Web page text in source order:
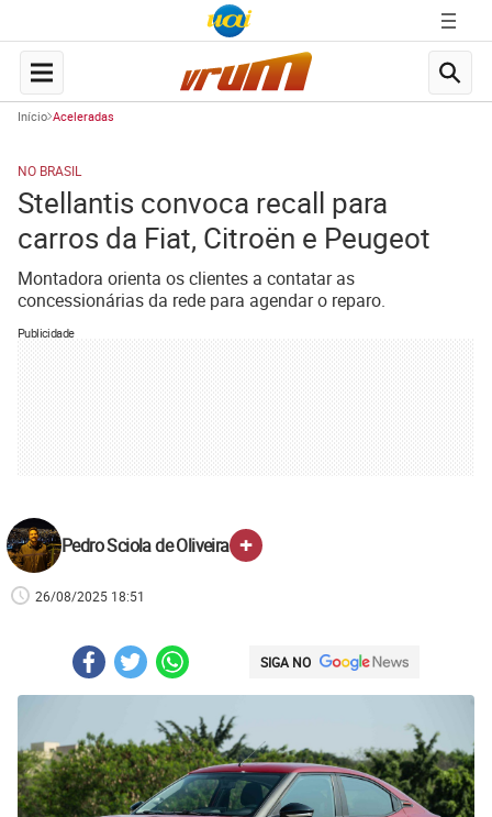
Início Aceleradas
NO BRASIL
Stellantis convoca recall para
carros da Fiat, Citroën e Peugeot
Montadora orienta os clientes a contatar as
concessionárias da rede para agendar o reparo.
Publicidade
Pedro Sciola de Oliveira +
26/08/2025 18:51
SIGA NO